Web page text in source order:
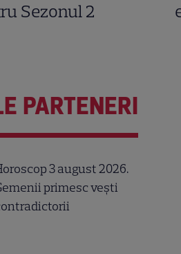
Sezonul 2
PARTENERI
3 august 2026.
primesc vești